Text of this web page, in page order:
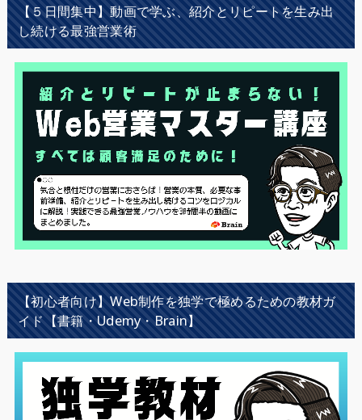
【５日間集中】動画で学ぶ、紹介とリピートを生み出
し続ける最強営業術
【初心者向け】Web制作を独学で極めるための教材ガ
イド【書籍・Udemy・Brain】